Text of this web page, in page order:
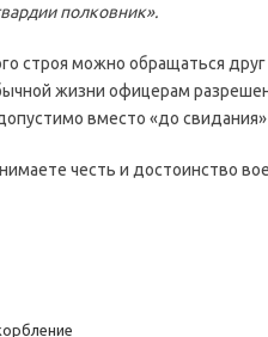
полковник».
строя можно обращаться друг
жизни офицерам
вместо «до свидания»
честь и достоинство